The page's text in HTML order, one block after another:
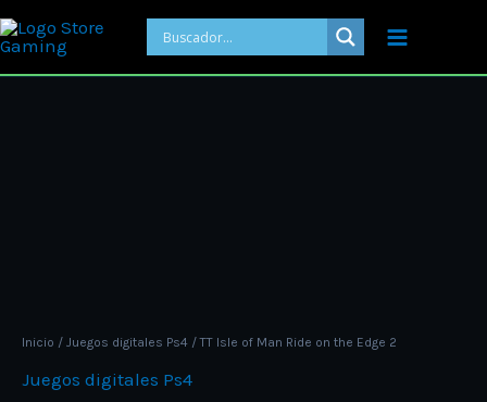
Ir
al
contenido
Inicio / Juegos digitales Ps4 / TT Isle of Man Ride on the Edge 2
Juegos digitales Ps4
2